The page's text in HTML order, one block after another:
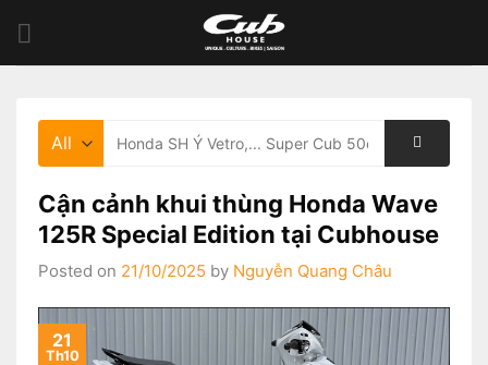
content
Cận cảnh khui thùng Honda Wave
125R Special Edition tại Cubhouse
Posted on 21/10/2025 by Nguyễn Quang Châu
21
Th10